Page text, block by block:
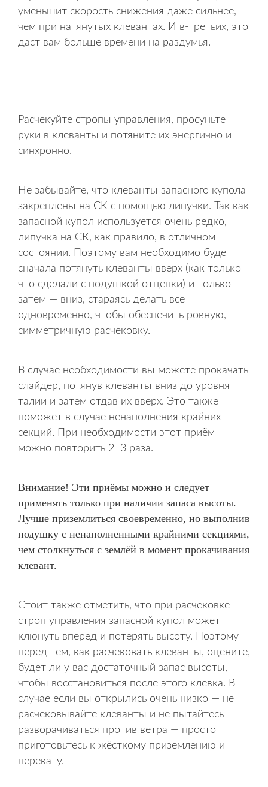
уменьшит скорость снижения даже сильнее,
чем при натянутых клевантах. И в-третьих, это
даст вам больше времени на раздумья.
Расчекуйте стропы управления, просуньте
руки в клеванты и потяните их энергично и
синхронно.
Не забывайте, что клеванты запасного купола
закреплены на СК с помощью липучки. Так как
запасной купол используется очень редко,
липучка на СК, как правило, в отличном
состоянии. Поэтому вам необходимо будет
сначала потянуть клеванты вверх (как только
что сделали с подушкой отцепки) и только
затем — вниз, стараясь делать все
одновременно, чтобы обеспечить ровную,
симметричную расчековку.
В случае необходимости вы можете прокачать
слайдер, потянув клеванты вниз до уровня
талии и затем отдав их вверх. Это также
поможет в случае ненаполнения крайних
секций. При необходимости этот приём
можно повторить 2–3 раза.
Внимание! Эти приёмы можно и следует
применять только при наличии запаса высоты.
Лучше приземлиться своевременно, но выполнив
подушку с ненаполненными крайними секциями,
чем столкнуться с землёй в момент прокачивания
клевант.
Стоит также отметить, что при расчековке
строп управления запасной купол может
клюнуть вперёд и потерять высоту. Поэтому
перед тем, как расчековать клеванты, оцените,
будет ли у вас достаточный запас высоты,
чтобы восстановиться после этого клевка. В
случае если вы открылись очень низко — не
расчековывайте клеванты и не пытайтесь
разворачиваться против ветра — просто
приготовьтесь к жёсткому приземлению и
перекату.